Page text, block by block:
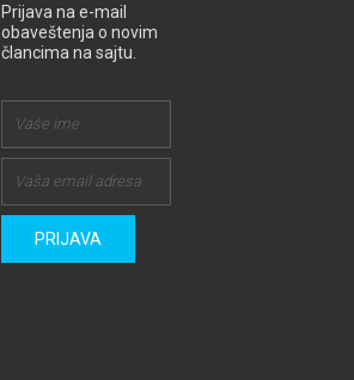
Prijava na e-mail
obaveštenja o novim
člancima na sajtu.